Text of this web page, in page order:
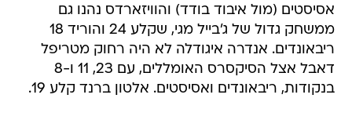
אסיסטים (מול איבוד בודד) והוויזארדס נהנו גם
ממשחק גדול של ג'בייל מגי, שקלע 24 והוריד 18
ריבאונדים. אנדרה איגודלה לא היה רחוק מטריפל
דאבל אצל הסיקסרס האומללים, עם 23, 11 ו-8
בנקודות, ריבאונדים ואסיסטים. אלטון ברנד קלע 19.